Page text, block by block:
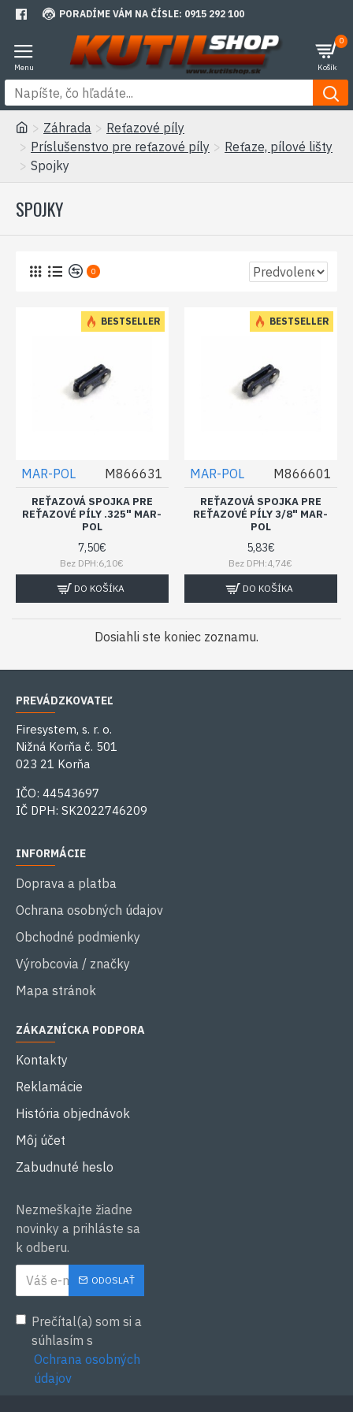
PORADÍME VÁM NA ČÍSLE: 0915 292 100
0
Záhrada
Reťazové píly
Príslušenstvo pre reťazové píly
Reťaze, pílové lišty
Spojky
SPOJKY
0
BESTSELLER
MAR-POL M866631
REŤAZOVÁ SPOJKA PRE
REŤAZOVÉ PÍLY .325" MAR-
POL
7,50€
Bez DPH:6,10€
DO KOŠÍKA
BESTSELLER
MAR-POL M866601
REŤAZOVÁ SPOJKA PRE
REŤAZOVÉ PÍLY 3/8" MAR-
POL
5,83€
Bez DPH:4,74€
DO KOŠÍKA
Dosiahli ste koniec zoznamu.
PREVÁDZKOVATEĽ
Firesystem, s. r. o.
Nižná Korňa č. 501
023 21 Korňa
IČO: 44543697
IČ DPH: SK2022746209
INFORMÁCIE
Doprava a platba
Ochrana osobných údajov
Obchodné podmienky
Výrobcovia / značky
Mapa stránok
ZÁKAZNÍCKA PODPORA
Kontakty
Reklamácie
História objednávok
Môj účet
Zabudnuté heslo
Nezmeškajte žiadne
novinky a prihláste sa
k odberu.
ODOSLAŤ
Prečítal(a) som si a
súhlasím s
Ochrana osobných
údajov